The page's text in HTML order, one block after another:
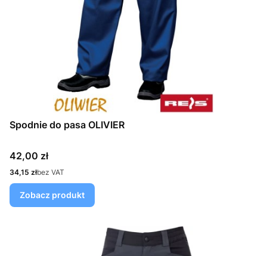
Spodnie do pasa OLIVIER
Cena
42,00 zł
Cena
34,15 złbez VAT
Zobacz produkt